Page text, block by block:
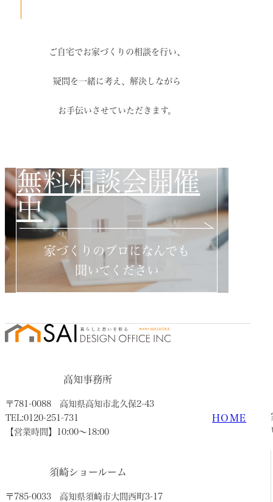
ご自宅でお家づくりの相談を行い、
疑問を一緒に考え、解決しながら
お手伝いさせていただきます。
無料相談会開催
中
家づくりのプロになんでも
聞いてください
高知事務所
〒781-0088 高知県高知市北久保2-43
TEL:0120-251-731
【営業時間】10:00〜18:00
須崎ショールーム
〒785-0033 高知県須崎市大間西町3-17
HOME